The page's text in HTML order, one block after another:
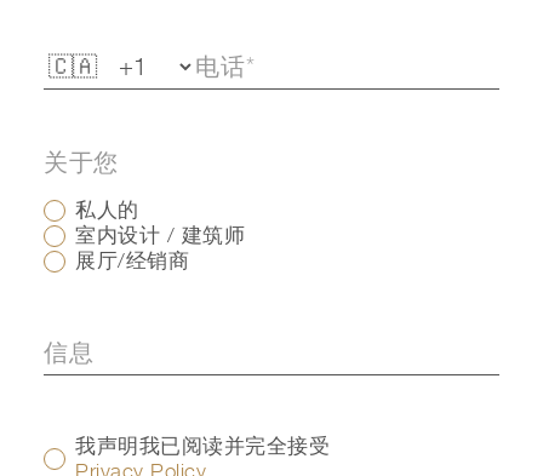
关于您
私人的
室内设计 / 建筑师
展厅/经销商
我声明我已阅读并完全接受